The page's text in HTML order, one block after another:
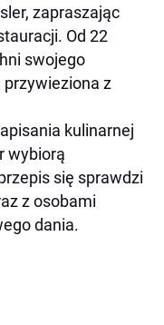
zapraszając
Od 22
swojego
przywieziona z
kulinarnej
wybiorą
się sprawdzi
z osobami
dania.